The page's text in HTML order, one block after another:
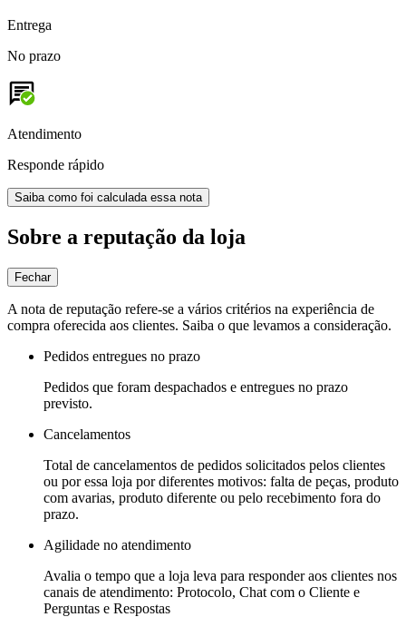
Entrega
No prazo
Atendimento
Responde rápido
Saiba como foi calculada essa nota
Sobre a reputação da loja
Fechar
A nota de reputação refere-se a vários critérios na experiência de
compra oferecida aos clientes. Saiba o que levamos a consideração.
Pedidos entregues no prazo
Pedidos que foram despachados e entregues no prazo
previsto.
Cancelamentos
Total de cancelamentos de pedidos solicitados pelos clientes
ou por essa loja por diferentes motivos: falta de peças, produto
com avarias, produto diferente ou pelo recebimento fora do
prazo.
Agilidade no atendimento
Avalia o tempo que a loja leva para responder aos clientes nos
canais de atendimento: Protocolo, Chat com o Cliente e
Perguntas e Respostas